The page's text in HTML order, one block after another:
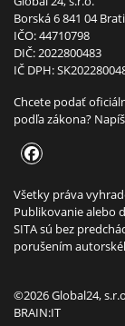
Borská 6 841 04
IČO: 44710798
DIČ: 2022800483
IČ DPH:
Chcete podať
podľa zákona?
Všetky práva
Publikovanie alebo
SITA sú bez
porušením
©2026 Global24,
BRAIN:IT